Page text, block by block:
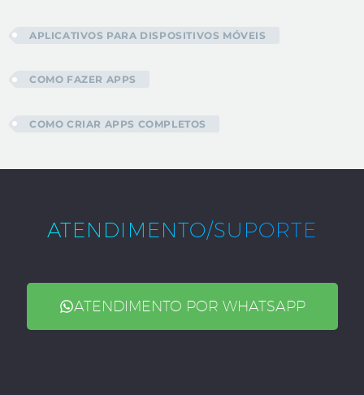
APLICATIVOS PARA DISPOSITIVOS MÓVEIS
COMO FAZER APPS
COMO CRIAR APPS COMPLETOS
ATENDIMENTO/SUPORTE
ATENDIMENTO POR WHATSAPP